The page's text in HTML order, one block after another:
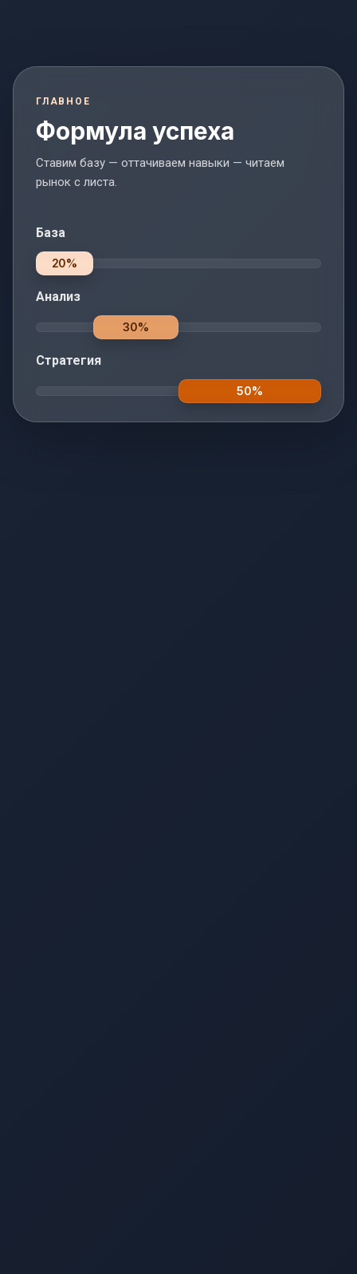
ГЛАВНОЕ
Формула успеха
Ставим базу — оттачиваем навыки — читаем
рынок с листа.
База
20%
Анализ
30%
Стратегия
50%